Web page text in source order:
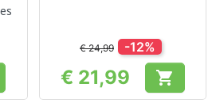
€ 24,99 -12%
Prijs
€ 21,99 